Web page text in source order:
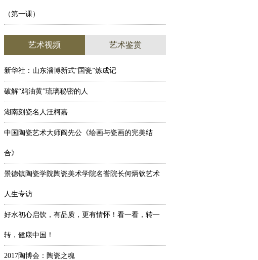
（第一课）
艺术视频 艺术鉴赏
新华社：山东淄博新式“国瓷”炼成记
破解“鸡油黄”琉璃秘密的人
湖南刻瓷名人汪柯嘉
中国陶瓷艺术大师阎先公《绘画与瓷画的完美结
合》
景德镇陶瓷学院陶瓷美术学院名誉院长何炳钦艺术
人生专访
好水初心启饮，有品质，更有情怀！看一看，转一
转，健康中国！
2017陶博会：陶瓷之魂